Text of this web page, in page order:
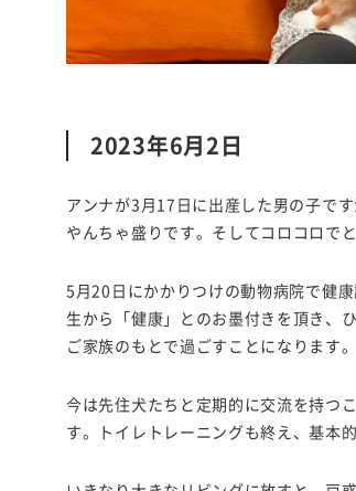
2023年6月2日
アンナが3月17日に出産した男の子で
やんちゃ盛りです。そしてコロコロで
5月20日にかかりつけの動物病院で健
生から「健康」とのお墨付きを頂き、
ご家族のもとで過ごすことになります。
今は先住犬たちと定期的に交流を持つ
す。トイレトレーニングも終え、基本